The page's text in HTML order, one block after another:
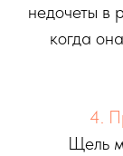
недочеты в
когда
4.
Щель